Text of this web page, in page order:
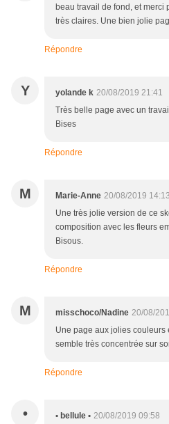
beau travail de fond, et merci
très claires. Une bien jolie
Répondre
Y yolande k 20/08/2019 21:41
Très belle page avec un
Bises
Répondre
M Marie-Anne 20/08/2019 14:13
Une très jolie version de ce
composition avec les fleurs
Bisous.
Répondre
M misschoco/Nadine 20/08/
Une page aux jolies couleurs
semble très concentrée sur
Répondre
• • bellule • 20/08/2019 09:58